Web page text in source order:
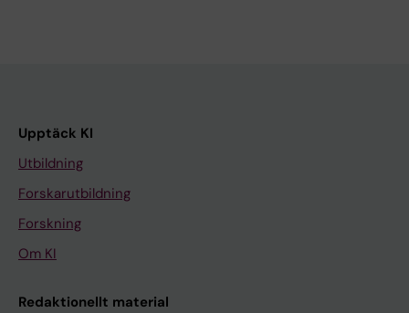
Upptäck KI
Utbildning
Forskarutbildning
Forskning
Om KI
Redaktionellt material